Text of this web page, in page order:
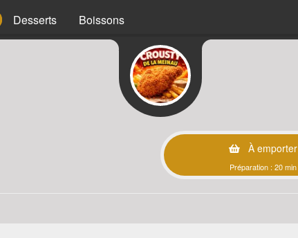
Desserts Boissons
À emporter
Préparation : 20 min